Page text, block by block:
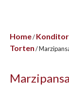
Home/
Torten/